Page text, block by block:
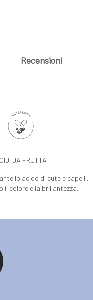
Recensioni
DA FRUTTA
acido di cute e capelli,
il colore e la brillantezza.